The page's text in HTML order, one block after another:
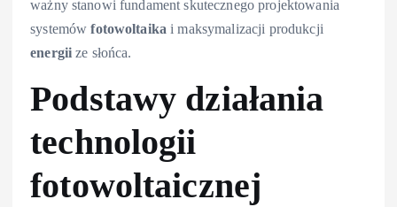
ważny stanowi fundament skutecznego projektowania
systemówfotowoltaika i maksymalizacji produkcji
energii ze słońca.
Podstawy działania
technologii
fotowoltaicznej